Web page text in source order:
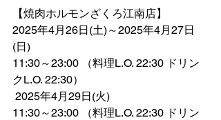
【焼肉ホルモンざくろ江南店】
2025年4月26日(土)～2025年4月27日
(日)
11:30～23:00 （料理L.O. 22:30 ドリン
クL.O. 22:30）
2025年4月29日(火)
11:30～23:00 （料理L.O. 22:30 ドリン